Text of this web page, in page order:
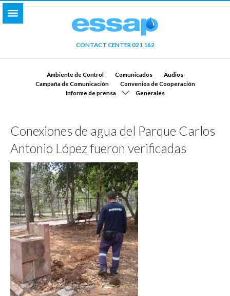
CONTACT CENTER 021 162
Ambiente de Control Comunicados
Audios
Campaña de Comunicación
Convenios de Cooperación
Informe de prensa
Generales
Conexiones de agua del Parque Carlos
Antonio López fueron verificadas